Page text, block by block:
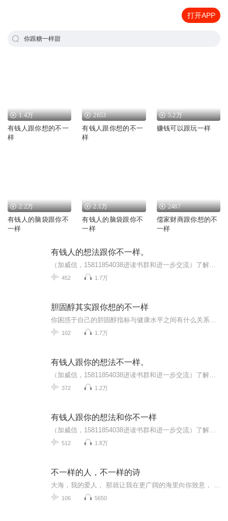
打开APP
你跟糖一样甜
1.4万
有钱人跟你想的不一
样
2653
有钱人跟你想的不一
样
5.2万
赚钱可以跟玩一样
2.2万
有钱人的脑袋跟你不
一样
2.1万
有钱人的脑袋跟你不
一样
2487
儒家财商跟你想的不
一样
有钱人的想法跟你不一样。
452 1.7万
胆固醇其实跟你想的不一样
102 1.7万
有钱人跟你的想法不一样。
372 1.2万
有钱人跟你的想法和你不一样
512 1.8万
不一样的人，不一样的诗
106 5650